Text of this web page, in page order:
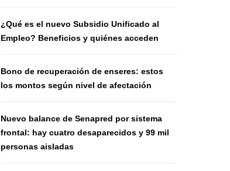
¿Qué es el nuevo Subsidio Unificado al
Empleo? Beneficios y quiénes acceden
Bono de recuperación de enseres: estos
los montos según nivel de afectación
Nuevo balance de Senapred por sistema
frontal: hay cuatro desaparecidos y 99 mil
personas aisladas